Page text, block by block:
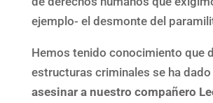
ejemplo- el desmonte del
Hemos tenido conocimiento que
estructuras criminales se ha dado
asesinar a nuestro compañero